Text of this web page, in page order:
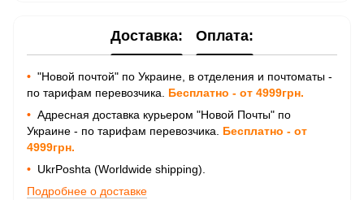
Доставка: Оплата:
• "Новой почтой" по Украине, в отделения и почтоматы -
по тарифам перевозчика. Бесплатно - от 4999грн.
• Адресная доставка курьером "Новой Почты" по
Украине - по тарифам перевозчика. Бесплатно - от
4999грн.
• UkrPoshta (Worldwide shipping).
Подробнее о доставке